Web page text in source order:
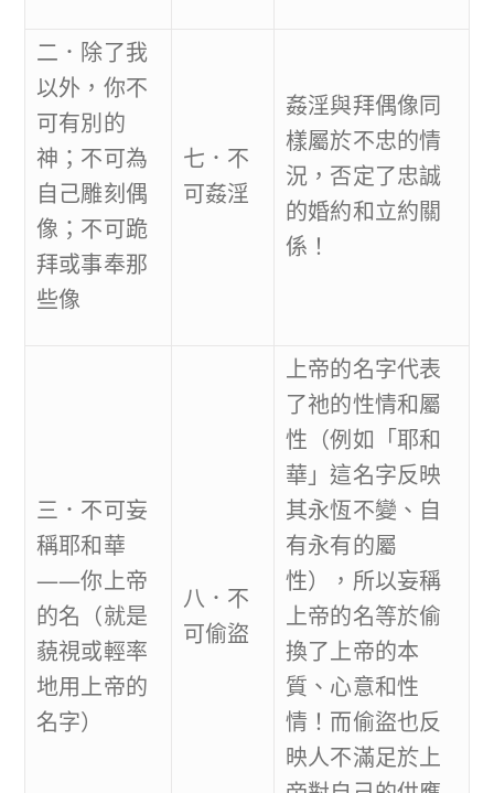
二．除了我
以外，你不
可有別的
神；不可為
自己雕刻偶
像；不可跪
拜或事奉那
些像
七．不
可姦淫
姦淫與拜偶像同
樣屬於不忠的情
況，否定了忠誠
的婚約和立約關
係！
三．不可妄
稱耶和華
——你上帝
的名（就是
藐視或輕率
地用上帝的
名字）
八．不
可偷盜
上帝的名字代表
了祂的性情和屬
性（例如「耶和
華」這名字反映
其永恆不變、自
有永有的屬
性），所以妄稱
上帝的名等於偷
換了上帝的本
質、心意和性
情！而偷盜也反
映人不滿足於上